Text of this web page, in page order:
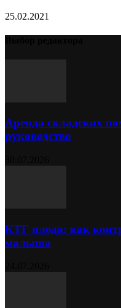
25.02.2021
Аренда складских
руководство
КТГ плода: как
малыша